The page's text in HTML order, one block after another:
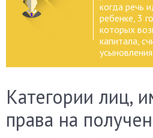
когда речь
ребенке, 3
которых
капитала,
усыновления.
Категории лиц,
права на